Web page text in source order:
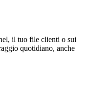
il tuo file clienti o sui
quotidiano, anche